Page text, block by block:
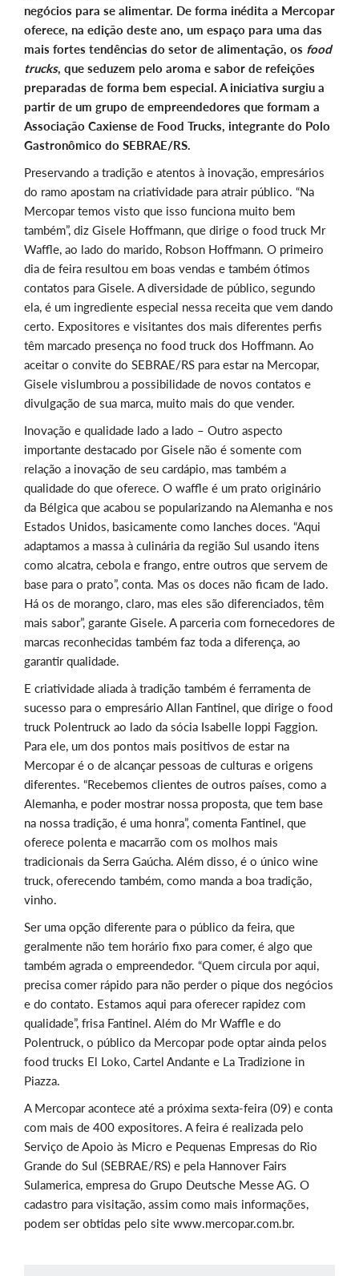
negócios para se alimentar. De forma inédita a Mercopar
oferece, na edição deste ano, um espaço para uma das
mais fortes tendências do setor de alimentação, os food
trucks, que seduzem pelo aroma e sabor de refeições
preparadas de forma bem especial. A iniciativa surgiu a
partir de um grupo de empreendedores que formam a
Associação Caxiense de Food Trucks, integrante do Polo
Gastronômico do SEBRAE/RS.
Preservando a tradição e atentos à inovação, empresários
do ramo apostam na criatividade para atrair público. “Na
Mercopar temos visto que isso funciona muito bem
também”, diz Gisele Hoffmann, que dirige o food truck Mr
Waffle, ao lado do marido, Robson Hoffmann. O primeiro
dia de feira resultou em boas vendas e também ótimos
contatos para Gisele. A diversidade de público, segundo
ela, é um ingrediente especial nessa receita que vem dando
certo. Expositores e visitantes dos mais diferentes perfis
têm marcado presença no food truck dos Hoffmann. Ao
aceitar o convite do SEBRAE/RS para estar na Mercopar,
Gisele vislumbrou a possibilidade de novos contatos e
divulgação de sua marca, muito mais do que vender.
Inovação e qualidade lado a lado – Outro aspecto
importante destacado por Gisele não é somente com
relação a inovação de seu cardápio, mas também a
qualidade do que oferece. O waffle é um prato originário
da Bélgica que acabou se popularizando na Alemanha e nos
Estados Unidos, basicamente como lanches doces. “Aqui
adaptamos a massa à culinária da região Sul usando itens
como alcatra, cebola e frango, entre outros que servem de
base para o prato”, conta. Mas os doces não ficam de lado.
Há os de morango, claro, mas eles são diferenciados, têm
mais sabor”, garante Gisele. A parceria com fornecedores de
marcas reconhecidas também faz toda a diferença, ao
garantir qualidade.
E criatividade aliada à tradição também é ferramenta de
sucesso para o empresário Allan Fantinel, que dirige o food
truck Polentruck ao lado da sócia Isabelle Ioppi Faggion.
Para ele, um dos pontos mais positivos de estar na
Mercopar é o de alcançar pessoas de culturas e origens
diferentes. “Recebemos clientes de outros países, como a
Alemanha, e poder mostrar nossa proposta, que tem base
na nossa tradição, é uma honra”, comenta Fantinel, que
oferece polenta e macarrão com os molhos mais
tradicionais da Serra Gaúcha. Além disso, é o único wine
truck, oferecendo também, como manda a boa tradição,
vinho.
Ser uma opção diferente para o público da feira, que
geralmente não tem horário fixo para comer, é algo que
também agrada o empreendedor. “Quem circula por aqui,
precisa comer rápido para não perder o pique dos negócios
e do contato. Estamos aqui para oferecer rapidez com
qualidade”, frisa Fantinel. Além do Mr Waffle e do
Polentruck, o público da Mercopar pode optar ainda pelos
food trucks El Loko, Cartel Andante e La Tradizione in
Piazza.
A Mercopar acontece até a próxima sexta-feira (09) e conta
com mais de 400 expositores. A feira é realizada pelo
Serviço de Apoio às Micro e Pequenas Empresas do Rio
Grande do Sul (SEBRAE/RS) e pela Hannover Fairs
Sulamerica, empresa do Grupo Deutsche Messe AG. O
cadastro para visitação, assim como mais informações,
podem ser obtidas pelo site www.mercopar.com.br.